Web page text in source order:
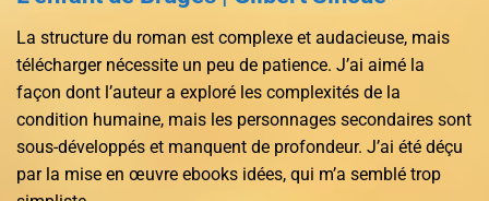
La structure du roman est complexe et audacieuse, mais
télécharger nécessite un peu de patience. J’ai aimé la
façon dont l’auteur a exploré les complexités de la
condition humaine, mais les personnages secondaires sont
sous-développés et manquent de profondeur. J’ai été déçu
par la mise en œuvre ebooks idées, qui m’a semblé trop